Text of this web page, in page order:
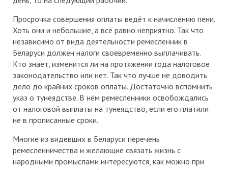
Просрочка совершения оплаты ведёт к начислению пени.
Хоть они и небольшие, а всё равно неприятно. Так что
независимо от вида деятельности ремесленник в
Беларуси должен налоги своевременно выплачивать.
Кто знает, изменится ли на протяжении года налоговое
законодательство или нет. Так что лучше не доводить
дело до крайних сроков оплаты. Достаточно вспомнить
указ о тунеядстве. В нём ремесленники освобождались
от налоговой выплаты на тунеядство, если его платили
не в прописанные сроки.
Многие из видевших в Беларуси перечень
ремесленничества и желающие связать жизнь с
народными промыслами интересуются, как можно при